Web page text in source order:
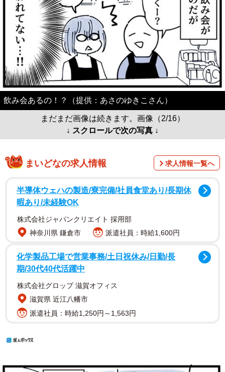
飲み会あるの！？（提供：あさのゆきこさん）
まだまだ画像は続きます。画像（2/16）
↓ スクロールで次の写真 ↓
まいどなの求人情報 求人情報一覧へ
半導体ウェハの製造/寮完備/社員食堂あり/長期休
暇あり/未経験OK
株式会社ジャパンクリエイト 採用部
神奈川県 鎌倉市
派遣社員：時給1,600円
化学製品工場で営業事務/土日祝休み/日勤/長
期/30代40代活躍中
株式会社グロップ 滋賀オフィス
滋賀県 近江八幡市
派遣社員：時給1,250円～1,563円